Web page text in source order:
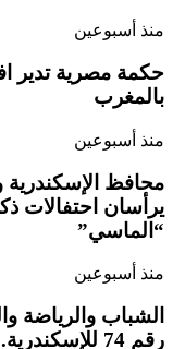
منذ أسبوعين
حكمة مصرية تدير
بالمغرب
منذ أسبوعين
محافظ الإسكندرية
يرأسان احتفالات
“الماسي”
منذ أسبوعين
الشباب والرياضة
رقم 74 للإسكندرية..برنامج